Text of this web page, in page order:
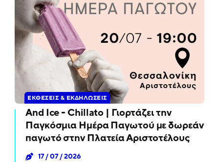
ΕΚΘΈΣΕΙΣ & ΕΚΔΗΛΏΣΕΙΣ
And Ice - Chillato | Γιορτάζει την
Παγκόσμια Ημέρα Παγωτού με δωρεάν
παγωτό στην Πλατεία Αριστοτέλους
17 / 07 / 2026